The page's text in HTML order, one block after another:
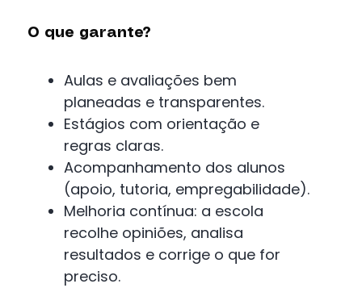
Aulas e avaliações bem
planeadas e transparentes.
Estágios com orientação e
regras claras.
Acompanhamento dos alunos
(apoio, tutoria, empregabilidade).
Melhoria contínua: a escola
recolhe opiniões, analisa
resultados e corrige o que for
preciso.
O que garante?